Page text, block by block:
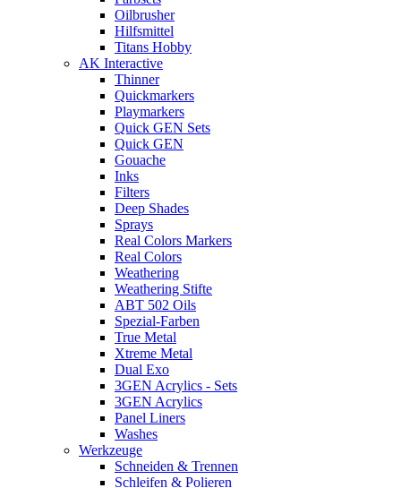
Oilbrusher
Hilfsmittel
Titans Hobby
AK Interactive
Thinner
Quickmarkers
Playmarkers
Quick GEN Sets
Quick GEN
Gouache
Inks
Filters
Deep Shades
Sprays
Real Colors Markers
Real Colors
Weathering
Weathering Stifte
ABT 502 Oils
Spezial-Farben
True Metal
Xtreme Metal
Dual Exo
3GEN Acrylics - Sets
3GEN Acrylics
Panel Liners
Washes
Werkzeuge
Schneiden & Trennen
Schleifen & Polieren